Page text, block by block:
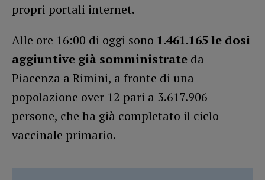
propri portali internet.
Alle ore 16:00 di oggi sono 1.461.165 le dosi
aggiuntive già somministrate da
Piacenza a Rimini, a fronte di una
popolazione over 12 pari a 3.617.906
persone, che ha già completato il ciclo
vaccinale primario.